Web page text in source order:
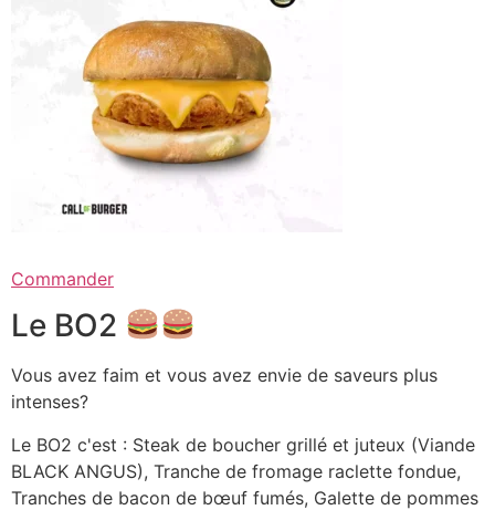
Commander
Le BO2
Vous avez faim et vous avez envie de saveurs plus
intenses?
Le BO2 c'est : Steak de boucher grillé et juteux (Viande
BLACK ANGUS), Tranche de fromage raclette fondue,
Tranches de bacon de bœuf fumés, Galette de pommes